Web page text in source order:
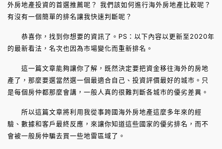
外房地產投資的首選推薦呢？ 我們該如何進行海外房地產比較呢？
有沒有一個簡單的排名讓我快速判斷呢？
恭喜你，找到你想要的資訊了。PS：以下內容以更新至2020年
的最新看法，名次也因為市場變化而重新排名。
這一篇文章能夠讓你了解，既然決定要把資金移往海外的房地
產了，那麼要選當然選一個最適合自己、投資評價最好的城市。只
是每個房仲都那麼會講，一般人真的很難判斷各城市的優劣差異。
所以這篇文章將利用我從事跨國海外房地產這麼多年來的經
驗、數據和客戶最終反應，來讓你知道這些國家的優劣排名，而不
會被一般房仲騙去買一些地雷區域了。